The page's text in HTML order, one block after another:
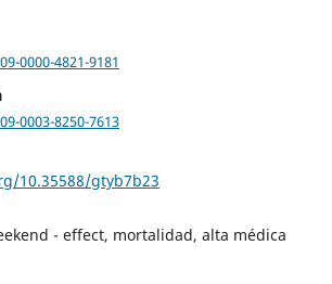
0000-4821-9181
0003-8250-7613
10.35588/gtyb7b23
- effect, mortalidad, alta médica